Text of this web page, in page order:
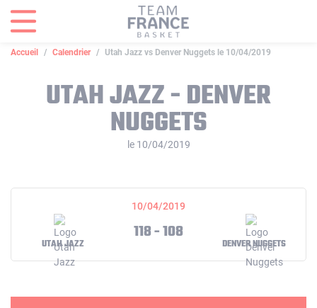
Accueil Calendrier Utah Jazz vs Denver Nuggets le 10/04/2019
UTAH JAZZ - DENVER
NUGGETS
le 10/04/2019
10/04/2019
UTAH JAZZ
118 - 108
DENVER NUGGETS
Panneau de gestion des cookies